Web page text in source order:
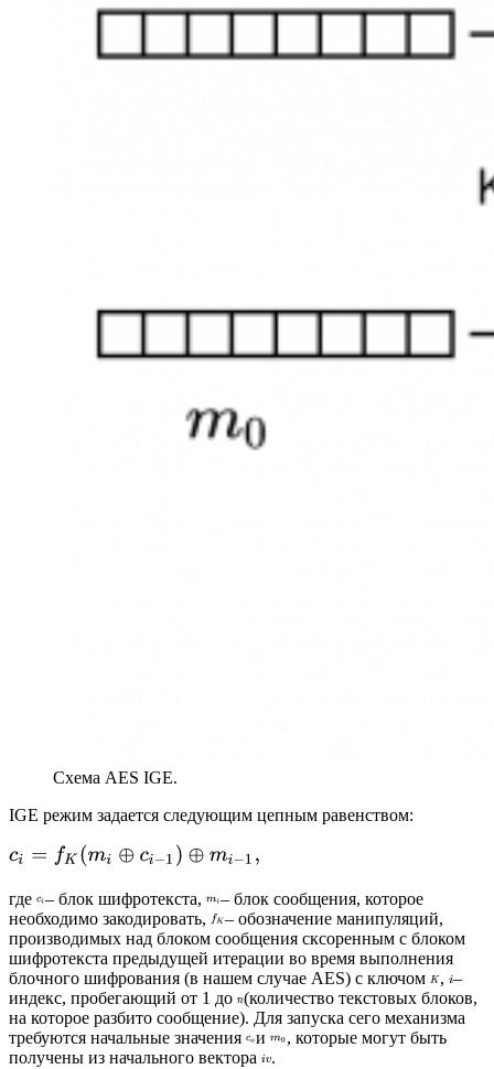
Схема AES IGE.
IGE режим задается следующим цепным равенством:
где – блок шифротекста,
– блок сообщения, которое
необходимо закодировать,
– обозначение манипуляций,
производимых над блоком сообщения сксоренным с блоком
шифротекста предыдущей итерации во время выполнения
блочного шифрования (в нашем случае AES) с ключом
, –
индекс, пробегающий от 1 до
(количество текстовых блоков,
на которое разбито сообщение). Для запуска сего механизма
требуются начальные значения
и
, которые могут быть
получены из начального вектора
.